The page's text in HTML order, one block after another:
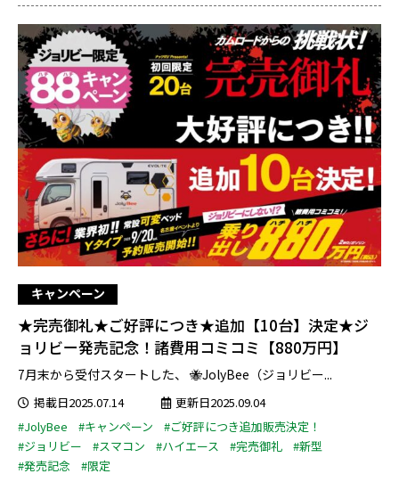
キャンペーン
★完売御礼★ご好評につき★追加【10台】決定★ジ
ョリビー発売記念！諸費用コミコミ【880万円】
7月末から受付スタートした、 🐝JolyBee（ジョリビー...
掲載日2025.07.14
更新日2025.09.04
#JolyBee
#キャンペーン
#ご好評につき追加販売決定！
#ジョリビー
#スマコン #ハイエース #完売御礼
#新型
#発売記念
#限定